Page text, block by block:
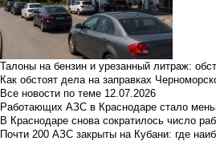
Талоны на бензин и урезанный литраж:
Как обстоят дела на заправках
Все новости по теме 12.07.2026
Работающих АЗС в Краснодаре стало
В Краснодаре снова сократилось число
Почти 200 АЗС закрыты на Кубани: где